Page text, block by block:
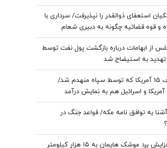
استعفای ذوالقدر را نپذیرفت/ سرداری با
و قوه قضائیه چگونه به دبیری شعام
از ابهامات درباره بازگشت پول نفت توسط
به استیضاح شد
تصاویری از جنگنده اف 15 آمریکا که توسط سپاه منهدم شد/
و اسرائیل هم به نمایش درآمد
به توافق نامه مکه/ قواعد جنگ در
امام‌ جمعه اهواز: با افزایش برد موشک هایمان به ۱۵ هزار کیلومتر